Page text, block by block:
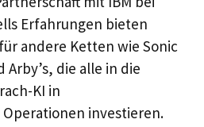
Erfahrungen bieten
andere Ketten wie Sonic
die alle in die
KI in
investieren.